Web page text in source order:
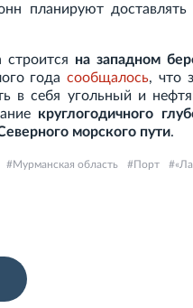
планируют доставлять
на западном
годасообщалось, что
в себя угольный и
круглогодичного
морского пути.
Мурманская область Порт